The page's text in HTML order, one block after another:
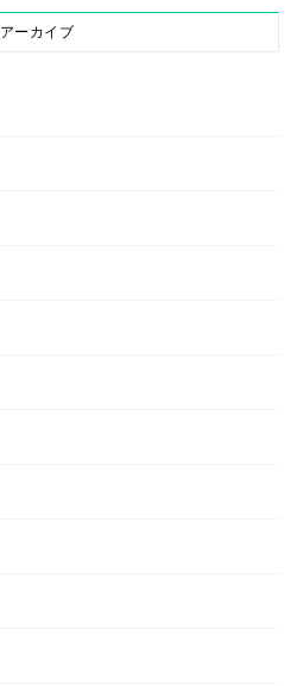
アーカイブ